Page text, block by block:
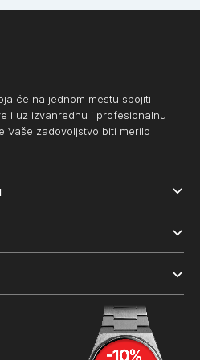
će na jednom mestu spojiti
i uz izvanrednu i profesionalnu
Vaše zadovoljstvo biti merilo